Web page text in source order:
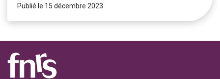
Publié le 15 décembre 2023